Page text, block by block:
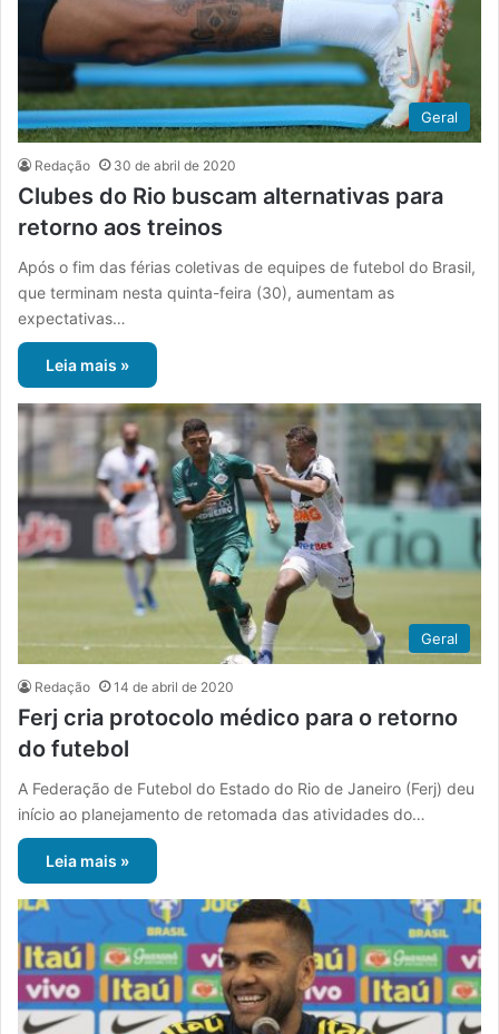
Geral
Redação 30 de abril de 2020
Clubes do Rio buscam alternativas para
retorno aos treinos
Após o fim das férias coletivas de equipes de futebol do Brasil,
que terminam nesta quinta-feira (30), aumentam as
expectativas…
Leia mais »
Geral
Redação 14 de abril de 2020
Ferj cria protocolo médico para o retorno
do futebol
A Federação de Futebol do Estado do Rio de Janeiro (Ferj) deu
início ao planejamento de retomada das atividades do…
Leia mais »